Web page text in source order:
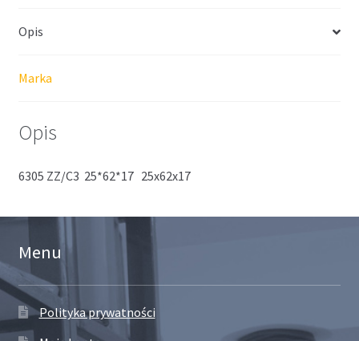
Opis
Marka
Opis
6305 ZZ/C3 25*62*17 25x62x17
Menu
Polityka prywatności